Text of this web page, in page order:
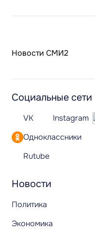
Новости СМИ2
Новости
Политика
Экономика
Социальные сети
VK Instagram
Одноклассники
Rutube